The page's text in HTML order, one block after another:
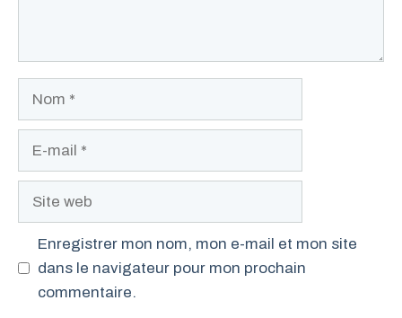
Site
Enregistrer mon nom, mon e-mail et mon site
dans le navigateur pour mon prochain
commentaire.